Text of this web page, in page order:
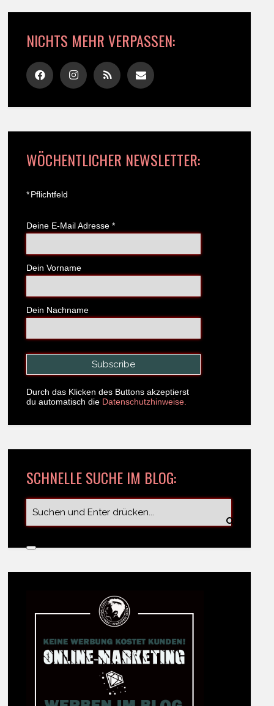
NICHTS MEHR VERPASSEN:
WÖCHENTLICHER NEWSLETTER:
*Pflichtfeld
Deine E-Mail Adresse *
Dein Vorname
Dein Nachname
Durch das Klicken des Buttons akzeptierst
du automatisch die Datenschutzhinweise.
SCHNELLE SUCHE IM BLOG: